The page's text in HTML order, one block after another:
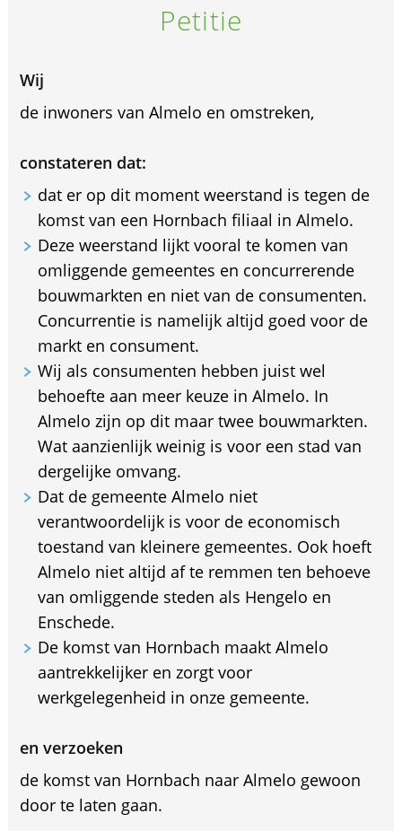
Petitie
Wij
de inwoners van Almelo en omstreken,
constateren dat:
dat er op dit moment weerstand is tegen de
komst van een Hornbach filiaal in Almelo.
Deze weerstand lijkt vooral te komen van
omliggende gemeentes en concurrerende
bouwmarkten en niet van de consumenten.
Concurrentie is namelijk altijd goed voor de
markt en consument.
Wij als consumenten hebben juist wel
behoefte aan meer keuze in Almelo. In
Almelo zijn op dit maar twee bouwmarkten.
Wat aanzienlijk weinig is voor een stad van
dergelijke omvang.
Dat de gemeente Almelo niet
verantwoordelijk is voor de economisch
toestand van kleinere gemeentes. Ook hoeft
Almelo niet altijd af te remmen ten behoeve
van omliggende steden als Hengelo en
Enschede.
De komst van Hornbach maakt Almelo
aantrekkelijker en zorgt voor
werkgelegenheid in onze gemeente.
en verzoeken
de komst van Hornbach naar Almelo gewoon
door te laten gaan.